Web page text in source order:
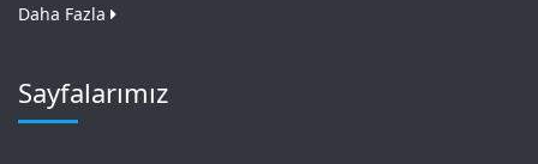
Daha Fazla
Sayfalarımız